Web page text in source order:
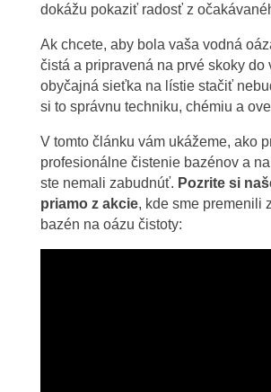
dokážu pokaziť radosť z
Ak chcete, aby bola vaša vodná
čistá a pripravená na prvé skoky do
obyčajná sieťka na lístie stačiť
si to správnu techniku, chémiu a
V tomto článku vám ukážeme, ako
profesionálne čistenie bazénov a
ste nemali zabudnúť. Pozrite si
priamo z akcie, kde sme premenili
bazén na oázu čistoty: